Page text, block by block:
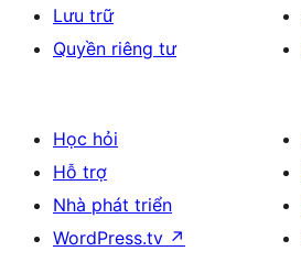
Lưu trữ
Quyền riêng tư
Học hỏi
Hỗ trợ
Nhà phát triển
WordPress.tv ↗